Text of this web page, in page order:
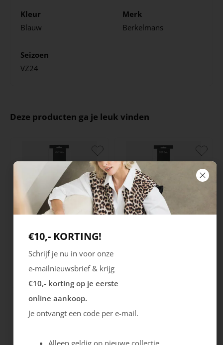
Kleur
Blauw
Merk
Berkelmans
Seizoen
VZ24
Deze producten ga je leuk vinden
Soft Luxury Inlegzool
21.99
€10,- KORTING!
Schrijf je nu in voor onze
e-mailnieuwsbrief & krijg
€10,- korting op je eerste
online aankoop.
Je ontvangt een code per e-mail.
Alleen geldig op nieuwe collectie